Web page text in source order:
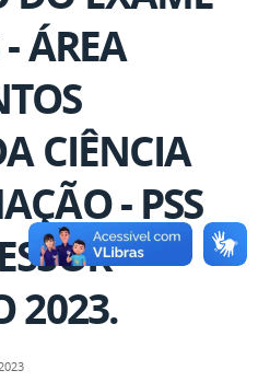
ÁREA
CIÊNCIA
- PSS
2023.